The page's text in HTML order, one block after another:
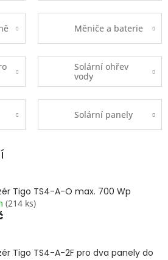
Měniče a baterie
Solární ohřev
vody
Solární panely
Tigo TS4-A-O max. 700 Wp
(214 ks)
Tigo TS4-A-2F pro dva panely do